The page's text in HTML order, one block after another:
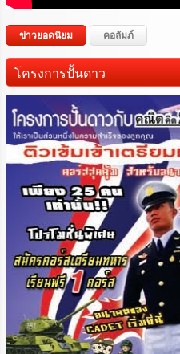
ข่าวยอดนิยม คอลัมภ์
โครงการปั้นดาว